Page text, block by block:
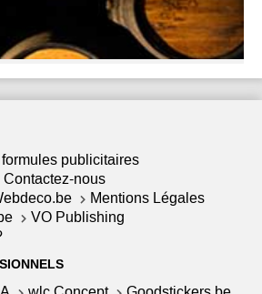
publicitaires
Contactez-nous
Mentions Légales
VO Publishing